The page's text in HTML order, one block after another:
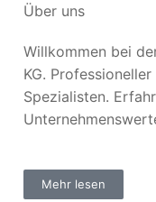
Über uns
Willkommen bei
KG.
Spezialisten.
Mehr lesen